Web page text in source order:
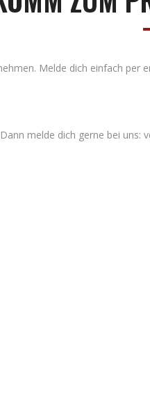
Melde dich einfach per
melde dich gerne bei uns: